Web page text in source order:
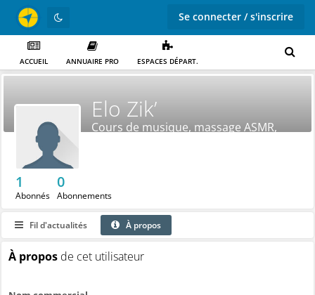
Se connecter / s'inscrire
ACCUEIL ANNUAIRE PRO ESPACES DÉPART.
Elo Zik’
Cours de musique, massage ASMR,
1
Abonnés
0
Abonnements
Fil d'actualités À propos
À propos de cet utilisateur